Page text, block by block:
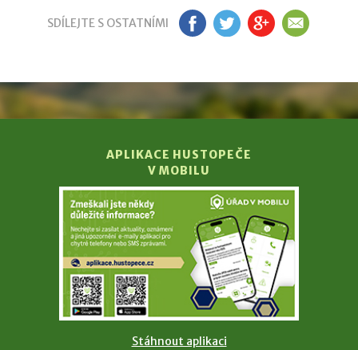
SDÍLEJTE S OSTATNÍMI FB TW G+ EM
APLIKACE HUSTOPEČE
V MOBILU
Stáhnout aplikaci